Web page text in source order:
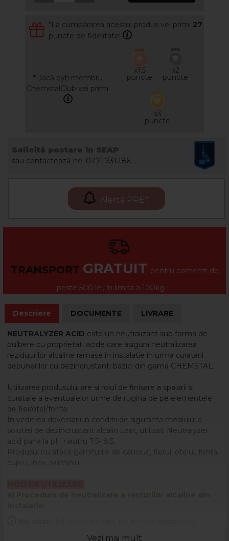
*La cumpărarea acestui produs vei primi 27
puncte de fidelitate!
*Dacă ești membru
ChemstalClub vei primi:
x1.5
puncte
x2
puncte
x3
puncte
sau contactează-ne: 0771.731.186
Alertă PREȚ
TRANSPORT GRATUIT pentru comenzi de
peste 500 lei, în limita a 100kg
Descriere DOCUMENTE LIVRARE
NEUTRALYZER ACID este un neutralizant sub forma de
pulbere cu proprietati acide care asigura neutralizarea
reziduurilor alcaline ramase in instalatie in urma curatarii
depunerilor cu dezincrustanti bazici din gama CHEMSTAL.
Utilizarea produsului are si rolul de finisare a spalarii si
curatare a eventualelor urme de rugina de pe elementele
de fier/otel/fonta.
In vederea deversarii in conditii de siguranta mediului a
solutiei de dezincrustant alcalin uzat, utilizati Neutralyzer
acid pana la pH neutru 7.5- 8,5.
Produsul nu ataca garniturile de cauciuc, fierul, otelul, fonta,
Se evacueaza in acelaşi recipient in care s-a colectat
Vezi mai mult
eticheta și ambalajul produsului înainte de a-l utiliza!